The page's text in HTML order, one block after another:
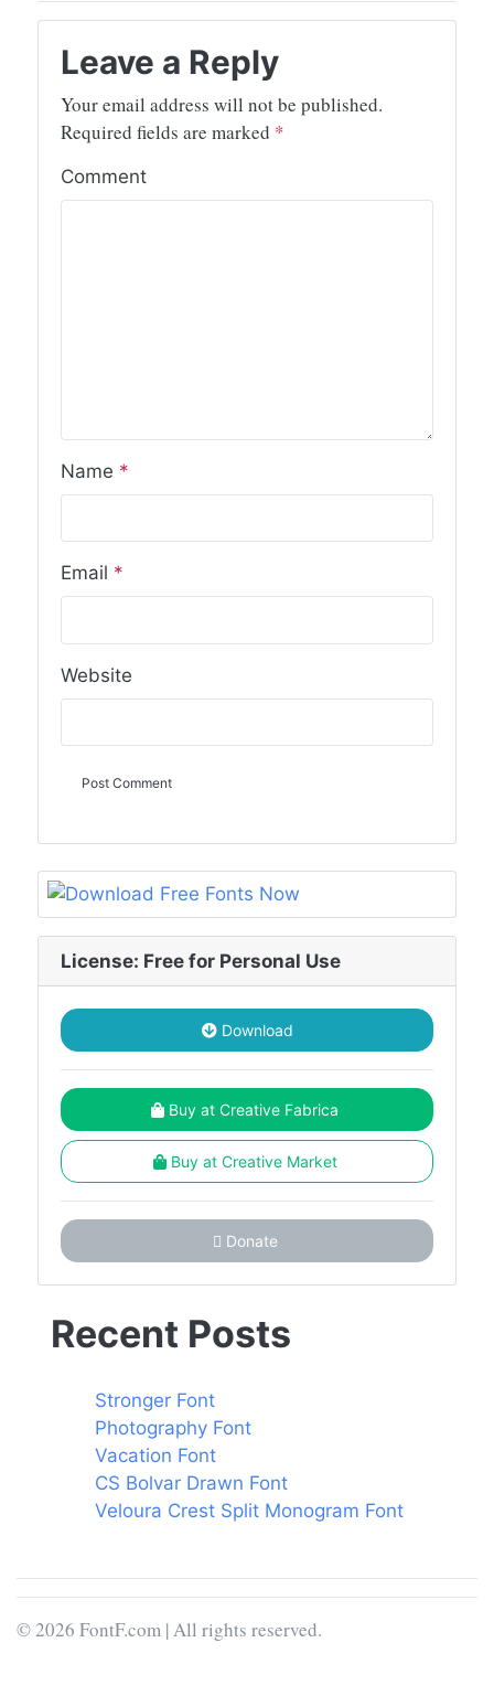
Leave a Reply
Your email address will not be published.
Required fields are marked *
Comment
Name *
Email *
Website
License: Free for Personal Use
Download
Buy at Creative Fabrica
Buy at Creative Market
Donate
Recent Posts
Stronger Font
Photography Font
Vacation Font
CS Bolvar Drawn Font
Veloura Crest Split Monogram Font
© 2026 FontF.com | All rights reserved.